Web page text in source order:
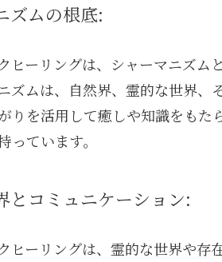
ズムの根底:
ヒーリングは、シャーマニズ
ズムは、自然界、霊的な世界
りを活用して癒しや知識をも
っています。
とコミュニケーション:
ヒーリングは、霊的な世界や